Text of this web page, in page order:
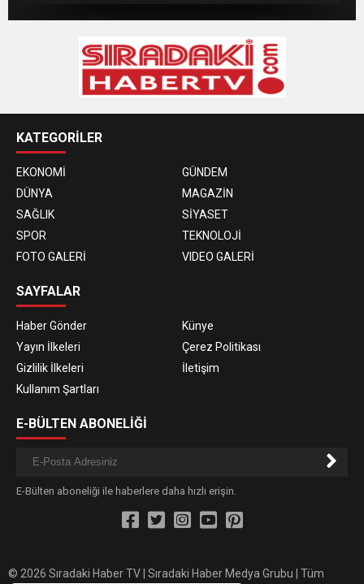
KATEGORİLER
EKONOMİ
GÜNDEM
DÜNYA
MAGAZİN
SAĞLIK
SİYASET
SPOR
TEKNOLOJİ
FOTO GALERİ
VIDEO GALERİ
SAYFALAR
Haber Gönder
Künye
Yayın İlkeleri
Çerez Politikası
Gizlilik İlkeleri
İletişim
Kullanım Şartları
E-BÜLTEN ABONELİĞİ
E-Bülten aboneliği ile haberlere daha hızlı erişin.
© 2026 Sıradaki Haber TV | Sıradaki Haber Medya Grubu | Tüm